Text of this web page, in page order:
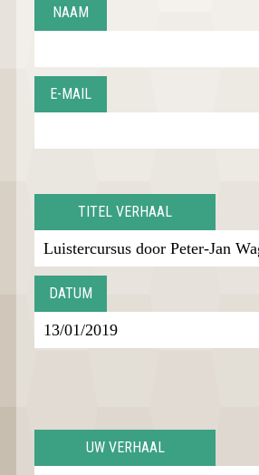
CONCERTOVERZICHT
NAAM
E-MAIL
TITEL VERHAAL
DATUM
UW VERHAAL